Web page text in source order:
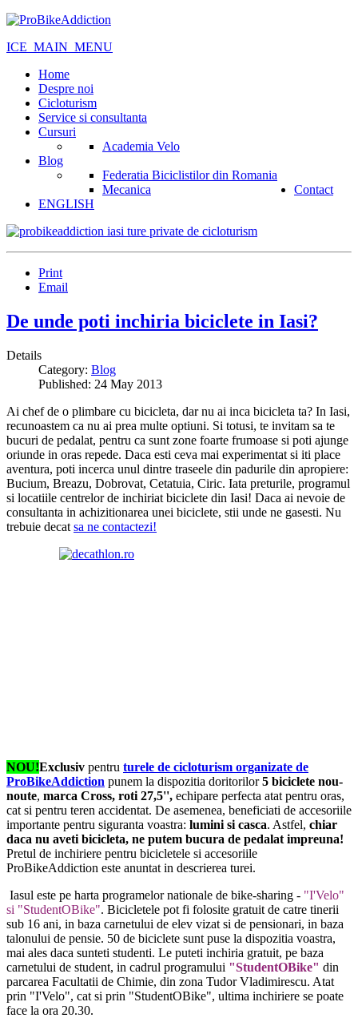
ICE_MAIN_MENU
Home
Despre noi
Cicloturism
Service si consultanta
Cursuri
Academia Velo
Blog
Federatia Biciclistilor din Romania
Mecanica
Contact
ENGLISH
Print
Email
De unde poti inchiria biciclete in Iasi?
Details
Category: Blog
Published: 24 May 2013
Ai chef de o plimbare cu bicicleta, dar nu ai inca bicicleta ta? In Iasi,
recunoastem ca nu ai prea multe optiuni. Si totusi, te invitam sa te
bucuri de pedalat, pentru ca sunt zone foarte frumoase si poti ajunge
oriunde in oras repede. Daca esti ceva mai experimentat si iti place
aventura, poti incerca unul dintre traseele din padurile din apropiere:
Bucium, Breazu, Dobrovat, Cetatuia, Ciric. Iata preturile, programul
si locatiile centrelor de inchiriat biciclete din Iasi! Daca ai nevoie de
consultanta in achizitionarea unei biciclete, stii unde ne gasesti. Nu
trebuie decat sa ne contactezi!
NOU!Exclusiv pentru turele de cicloturism organizate de
ProBikeAddiction punem la dispozitia doritorilor5 biciclete nou-
noute, marca Cross, roti 27,5'', echipare perfecta atat pentru oras,
cat si pentru teren accidentat. De asemenea, beneficiati de accesoriile
importante pentru siguranta voastra: lumini si casca. Astfel, chiar
daca nu aveti bicicleta, ne putem bucura de pedalat impreuna!
Pretul de inchiriere pentru bicicletele si accesoriile
ProBikeAddiction este anuntat in descrierea turei.
Iasul este pe harta programelor nationale de bike-sharing - "I'Velo"
si "StudentOBike". Bicicletele pot fi folosite gratuit de catre tinerii
sub 16 ani, in baza carnetului de elev vizat si de pensionari, in baza
talonului de pensie. 50 de biciclete sunt puse la dispozitia voastra,
mai ales daca sunteti studenti. Le puteti inchiria gratuit, pe baza
carnetului de student, in cadrul programului "StudentOBike" din
parcarea Facultatii de Chimie, din zona Tudor Vladimirescu. Atat
prin "I'Velo", cat si prin "StudentOBike", ultima inchiriere se poate
face la ora 20.30.